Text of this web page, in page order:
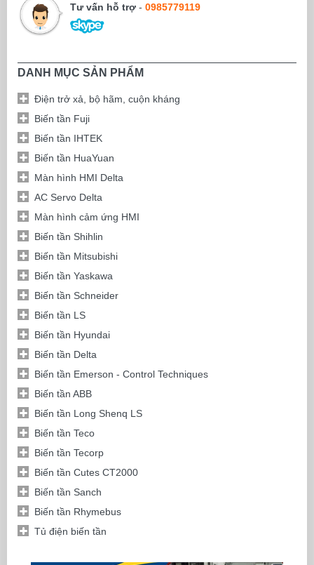
Tư vấn hỗ trợ - 0985779119
DANH MỤC SẢN PHẨM
Điện trở xả, bộ hãm, cuộn kháng
Biến tần Fuji
Biến tần IHTEK
Biến tần HuaYuan
Màn hình HMI Delta
AC Servo Delta
Màn hình cảm ứng HMI
Biến tần Shihlin
Biến tần Mitsubishi
Biến tần Yaskawa
Biến tần Schneider
Biến tần LS
Biến tần Hyundai
Biến tần Delta
Biến tần Emerson - Control Techniques
Biến tần ABB
Biến tần Long Shenq LS
Biến tần Teco
Biến tần Tecorp
Biến tần Cutes CT2000
Biến tần Sanch
Biến tần Rhymebus
Tủ điện biến tần